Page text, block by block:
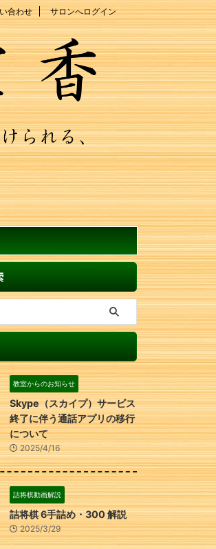
合わせ サロンへログイン
教室からのお知らせ
Skype（スカイプ）サービス
終了に伴う通話アプリの移行
について
2025/4/16
詰将棋動画解説
詰将棋 6手詰め・300 解説
2025/3/29